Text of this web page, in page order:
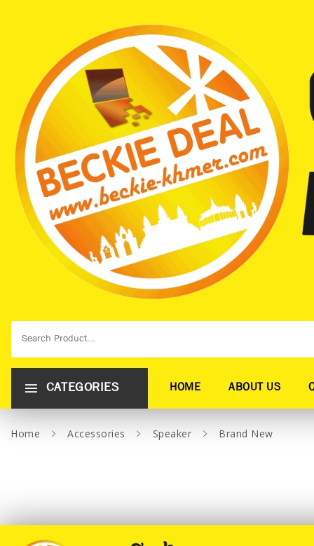
CATEGORIES HOME ABOUT US
Home Accessories Speaker Brand New